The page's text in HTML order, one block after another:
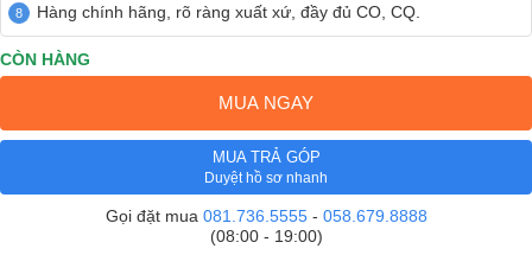
Hàng chính hãng, rõ ràng xuất xứ, đầy đủ CO, CQ.
CÒN HÀNG
MUA NGAY
MUA TRẢ GÓP
Duyệt hồ sơ nhanh
Gọi đặt mua 081.736.5555- 058.679.8888
(08:00 - 19:00)